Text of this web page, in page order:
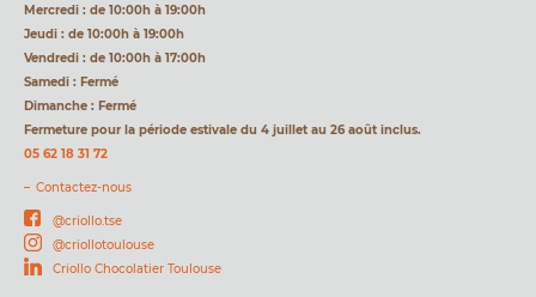
Mercredi : de 10:00h à 19:00h
Jeudi : de 10:00h à 19:00h
Vendredi : de 10:00h à 17:00h
Samedi : Fermé
Dimanche : Fermé
Fermeture pour la période estivale du 4 juillet au 26 août inclus.
05 62 18 31 72
Contactez-nous
@criollo.tse
@criollotoulouse
Criollo Chocolatier Toulouse